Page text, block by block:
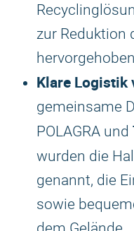
zur Reduktion
Klare Logistik
gemeinsame
POLAGRA und
wurden die
genannt, die
sowie